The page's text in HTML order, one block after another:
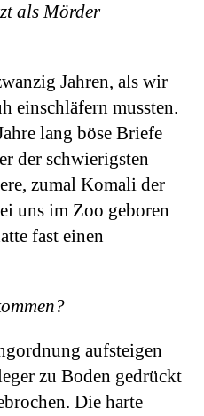
als Mörder
Jahren, als wir
einschläfern mussten.
lang böse Briefe
der schwierigsten
zumal Komali der
uns im Zoo geboren
fast einen
aufsteigen
zu Boden gedrückt
Die harte